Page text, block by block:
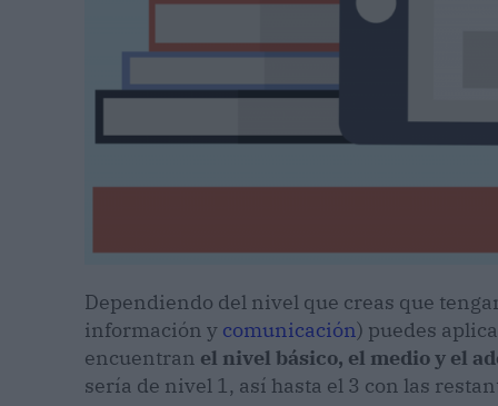
Dependiendo del nivel que creas que
información y comunicación) puedes
encuentran el nivel básico, el medio y el
sería de nivel 1, así hasta el 3 con las